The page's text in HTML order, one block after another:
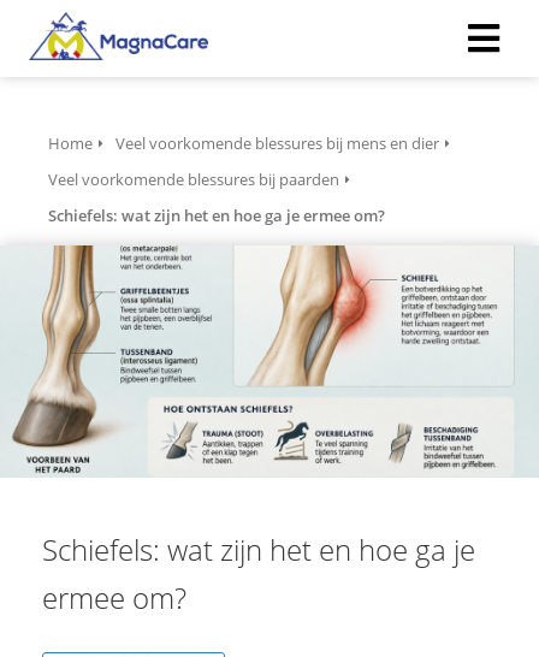
Home
Veel voorkomende blessures bij mens en dier
Veel voorkomende blessures bij paarden
Schiefels: wat zijn het en hoe ga je ermee om?
Schiefels: wat zijn het en hoe ga je
ermee om?
om
te
Ze
gebruikt
kan de